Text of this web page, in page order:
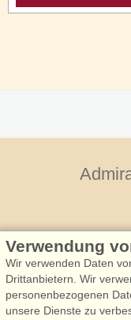
Verwendung
Wir verwenden Daten
Drittanbietern. Wir
personenbezogenen
unsere Dienste zu